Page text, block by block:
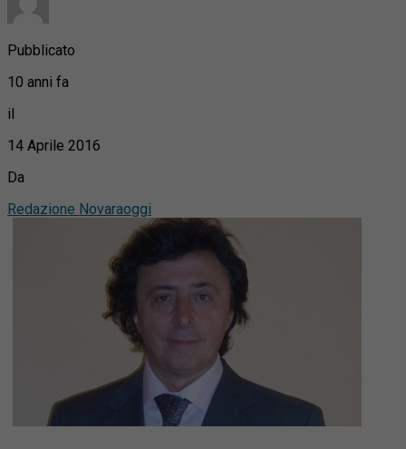
Pubblicato
10 anni fa
il
14 Aprile 2016
Da
Redazione Novaraoggi